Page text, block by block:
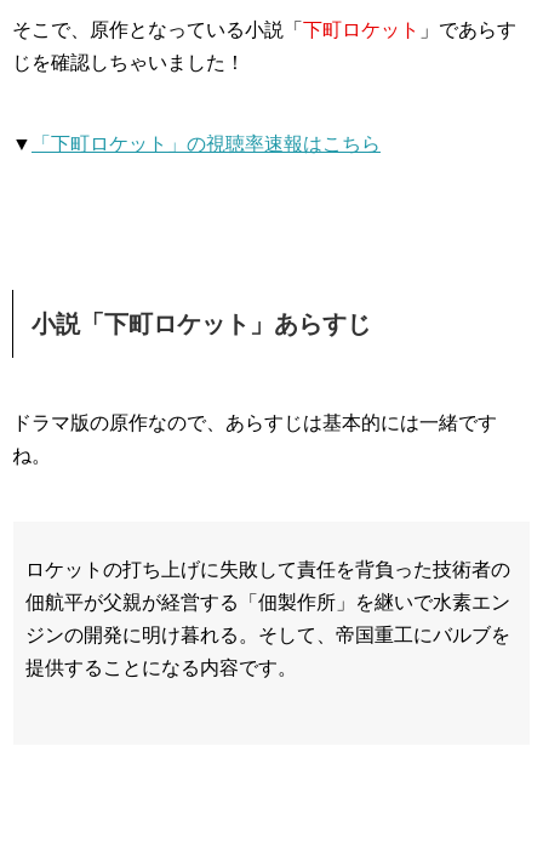
そこで、原作となっている小説「 下町ロケット 」であらす
じを確認しちゃいました！
▼ 「下町ロケット」の視聴率速報はこちら
小説「下町ロケット」あらすじ
ドラマ版の原作なので、あらすじは基本的には一緒です
ね。
ロケットの打ち上げに失敗して責任を背負った技術者の
佃航平が父親が経営する「佃製作所」を継いで水素エン
ジンの開発に明け暮れる。そして、帝国重工にバルブを
提供することになる内容です。